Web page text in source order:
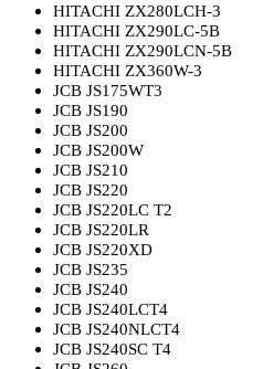
HITACHI ZX280LCH-3
HITACHI ZX290LC-5B
HITACHI ZX290LCN-5B
HITACHI ZX360W-3
JCB JS175WT3
JCB JS190
JCB JS200
JCB JS200W
JCB JS210
JCB JS220
JCB JS220LC T2
JCB JS220LR
JCB JS220XD
JCB JS235
JCB JS240
JCB JS240LCT4
JCB JS240NLCT4
JCB JS240SC T4